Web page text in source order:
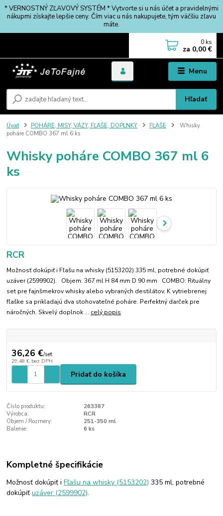
* VERNOSTNÝ ZĽAVOVÝ SYSTÉM * Vytvorte si u nás účet a pravidelnými
nákupmi získajte lepšie ceny. Čím viac u nás nakupujete, tým väčšiu zľavu
máte.
Menu
Hľadať
0 ks
za 0,00 €
Úvod POHÁRE, MISY, VÁZY, FĽAŠE, DOPLNKY FĽAŠE
Whisky
poháre COMBO 367 ml 6 ks
Whisky poháre COMBO 367 ml 6
ks
RCR
Možnosť dokúpiť i Fľašu na whisky (5153202) 335 ml, potrebné dokúpiť
uzáver (2599902). Objem: 367 ml H 84 mm D 90 mm COMBO: Rituálny
set pre fajnšmekrov whisky alebo vybraných destilátov. K vytriebrenej
fľaške sa prikladajú dva stohovateľné poháre. Perfektný darček pre
náročných. Skvelý doplnok ... celý popis
36,26 €/set
29,48 € bez DPH
Pridať do košíka
Číslo produktu:
263387
Výrobca:
RCR
Objem / Rozmery:
251-350 ml
Balenie:
6 ks
Kompletné špecifikácie
Možnosť dokúpiť iFľašu na whisky (5153202) 335 ml, potrebné
dokúpiťuzáver (2599902).